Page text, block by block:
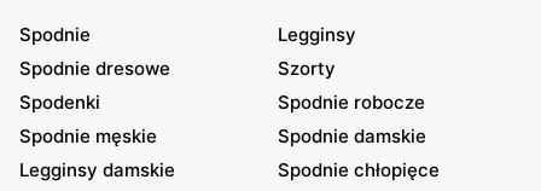
Spodnie
Legginsy
Spodnie dresowe
Szorty
Spodenki
Spodnie robocze
Spodnie męskie
Spodnie damskie
Legginsy damskie
Spodnie chłopięce